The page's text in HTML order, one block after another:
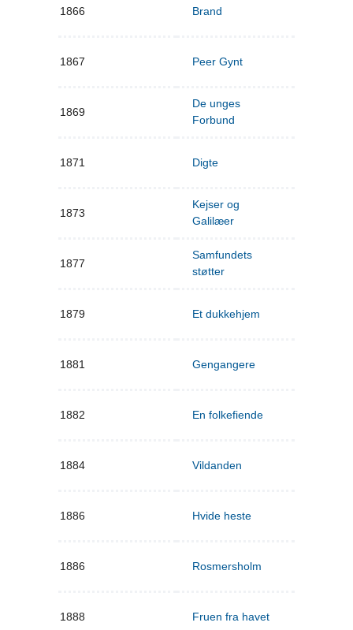
1866 Brand
1867 Peer Gynt
1869
De unges
Forbund
1871 Digte
1873
Kejser og
Galilæer
1877
Samfundets
støtter
1879 Et dukkehjem
1881 Gengangere
1882 En folkefiende
1884 Vildanden
1886 Hvide heste
1886 Rosmersholm
1888 Fruen fra havet